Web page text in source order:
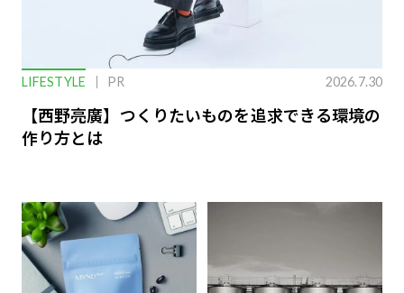
LIFESTYLE PR 2026.7.30
【西野亮廣】つくりたいものを追求できる環境の
作り方とは